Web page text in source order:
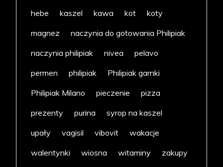
hebe
kaszel kawa kot
koty
magnez
naczynia do gotowania Philipiak
naczynia philipiak
nivea
pelavo
permen
philipiak
Philipiak garnki
Philipiak Milano
pieczenie
pizza
prezenty
purina
syrop na kaszel
upały
vagisil vibovit
wakacje
walentynki
wiosna witaminy
zakupy